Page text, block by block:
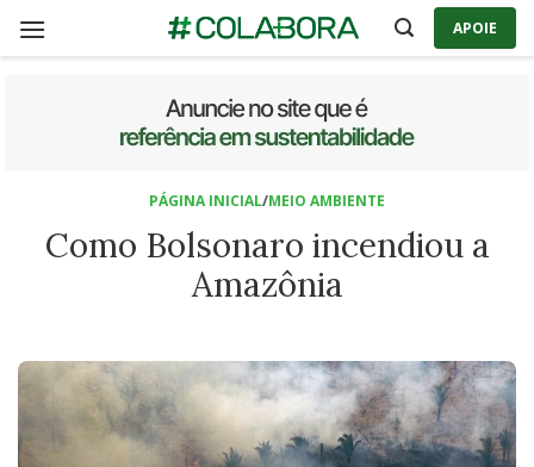
APOIE
PÁGINA INICIAL/MEIO AMBIENTE
Como Bolsonaro incendiou a
Amazônia